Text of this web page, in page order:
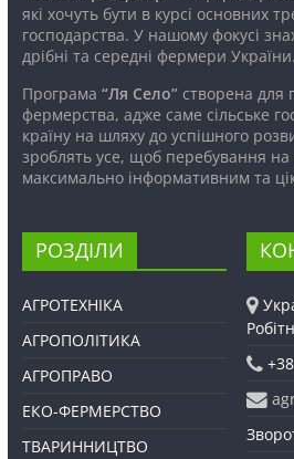
які хочуть бути в курсі основних
господарства. У нашому фокусі
дрібні та середні фермери України.
Програма “Ля Село”створена для
фермерства, адже саме сільське
країну на шляху до успішного
зроблять усе, щоб перебування на
максимально інформативним та
РОЗДІЛИ
АГРОТЕХНІКА
АГРОПОЛІТИКА
АГРОПРАВО
ЕКО-ФЕРМЕРСТВО
ТВАРИННИЦТВО